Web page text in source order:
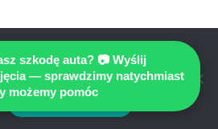
should be properly placed.
are present but not overused.
Let me recast and ensure
szkodę auta? 📷 Wyślij
— sprawdzimy natychmiast
możemy pomóc
aby świadczyć usługi na
korzystanie ze strony oznacza,
się na ich użycie.